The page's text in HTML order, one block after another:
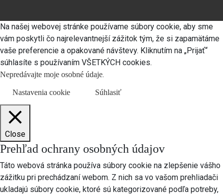
Na našej webovej stránke používame súbory cookie, aby sme
vám poskytli čo najrelevantnejší zážitok tým, že si zapamätáme
vaše preferencie a opakované návštevy. Kliknutím na „Prijať“
súhlasíte s používaním VŠETKÝCH cookies.
Nepredávajte moje osobné údaje.
Nastavenia cookie Súhlasiť
Close
Prehľad ochrany osobných údajov
Táto webová stránka používa súbory cookie na zlepšenie vášho
zážitku pri prechádzaní webom. Z nich sa vo vašom prehliadači
ukladajú súbory cookie, ktoré sú kategorizované podľa potreby,